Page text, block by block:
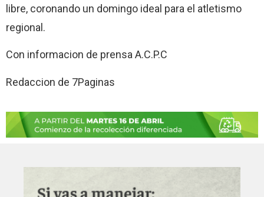
libre, coronando un domingo ideal para el atletismo
regional.
Con informacion de prensa A.C.P.C
Redaccion de 7Paginas